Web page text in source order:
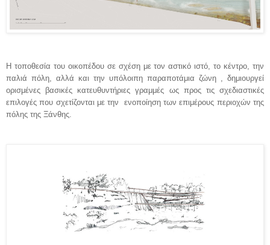
Η τοποθεσία του οικοπέδου σε σχέση με τον αστικό ιστό, το κέντρο, την
παλιά πόλη, αλλά και την υπόλοιπη παραποτάμια ζώνη , δημιουργεί
ορισμένες βασικές κατευθυντήριες γραμμές ως προς τις σχεδιαστικές
επιλογές που σχετίζονται με την
ενοποίηση των επιμέρους περιοχών της
πόλης της Ξάνθης.